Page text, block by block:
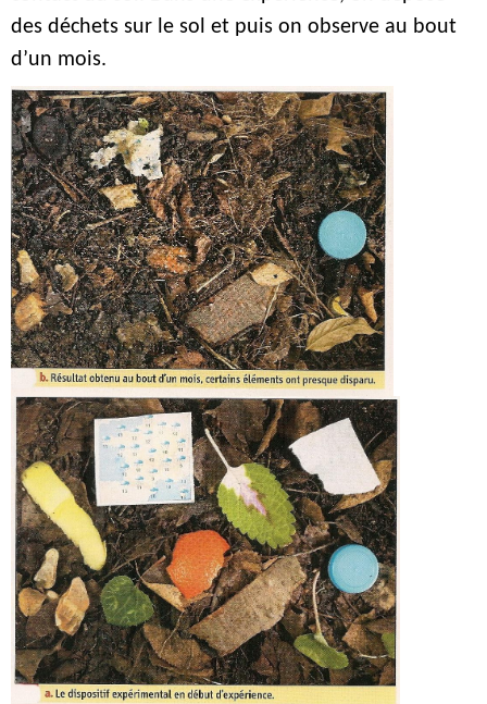
des déchets sur le sol et puis on observe au bout
d’un mois.